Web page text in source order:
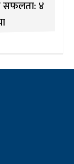
सफलता: ४